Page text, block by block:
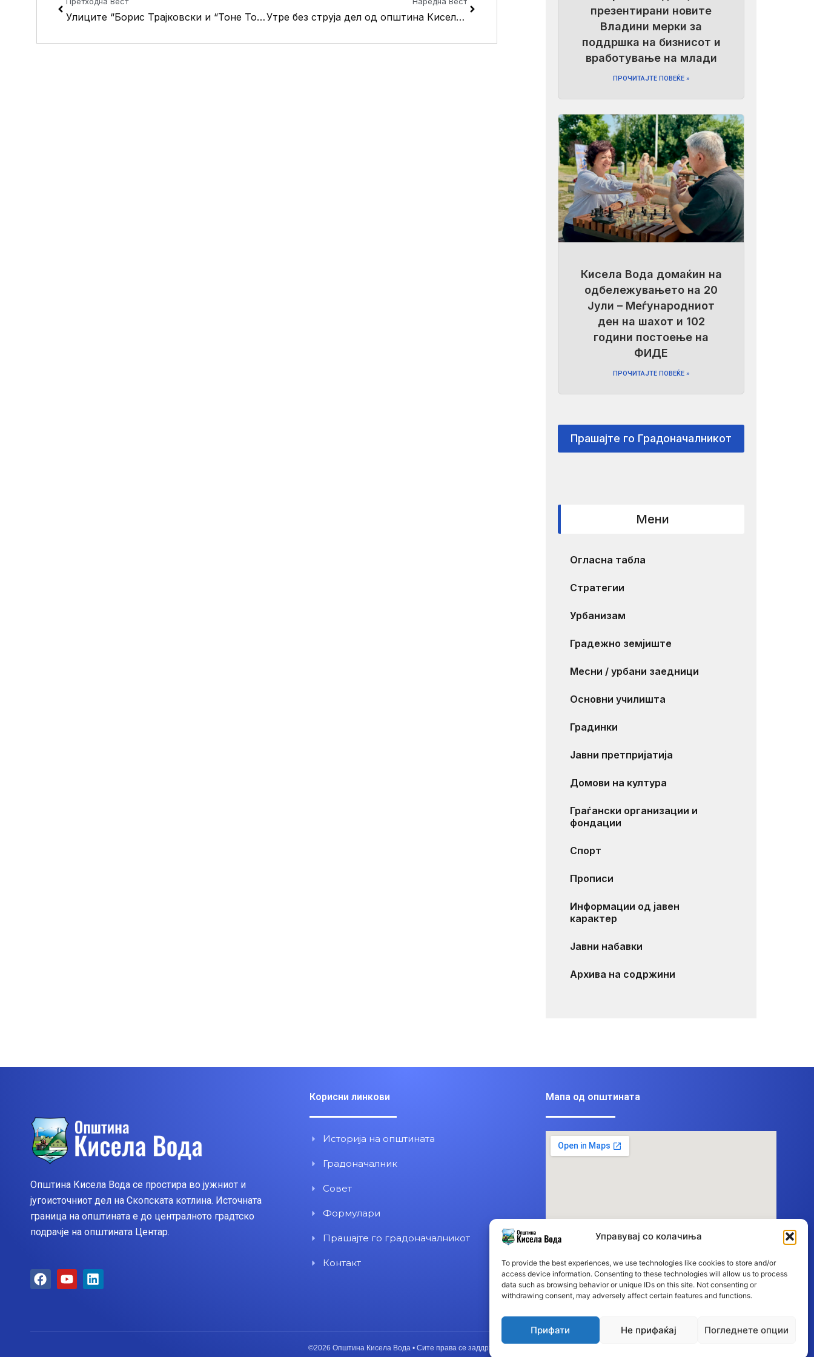
Управувај со колачиња
To provide the best experiences, we use technologies like cookies to store and/or
access device information. Consenting to these technologies will allow us to process
data such as browsing behavior or unique IDs on this site. Not consenting or
withdrawing consent, may adversely affect certain features and functions.
Прифати Не прифаќај Погледнете опции
Улиците “Борис Трајковски и “Тоне Томшиќ” денеска без струја Утре без струја дел од општина Кисела Вода
презентирани новите
Владини мерки за
поддршка на бизнисот и
вработување на млади
ПРОЧИТАЈТЕ ПОВЕЌЕ »
Кисела Вода домаќин на
одбележувањето на 20
Јули – Меѓународниот
ден на шахот и 102
години постоење на
ФИДЕ
ПРОЧИТАЈТЕ ПОВЕЌЕ »
Прашајте го Градоначалникот
Мени
Огласна табла
Стратегии
Урбанизам
Градежно земјиште
Месни / урбани заедници
Основни училишта
Градинки
Јавни претпријатија
Домови на култура
Граѓански организации и
фондации
Спорт
Прописи
Информации од јавен
карактер
Јавни набавки
Архива на содржини
Општина Кисела Вода се простира во јужниот и
југоисточниот дел на Скопската котлина. Источната
граница на општината е до централното градтско
подрачје на општината Центар.
F
a
Y
o
L
i
Корисни линкови
Историја на општината
Градоначалник
Совет
Формулари
Прашајте го градоначалникот
Контакт
Мапа од општината
©2026 Општина Кисела Вода • Сите права се заддржани